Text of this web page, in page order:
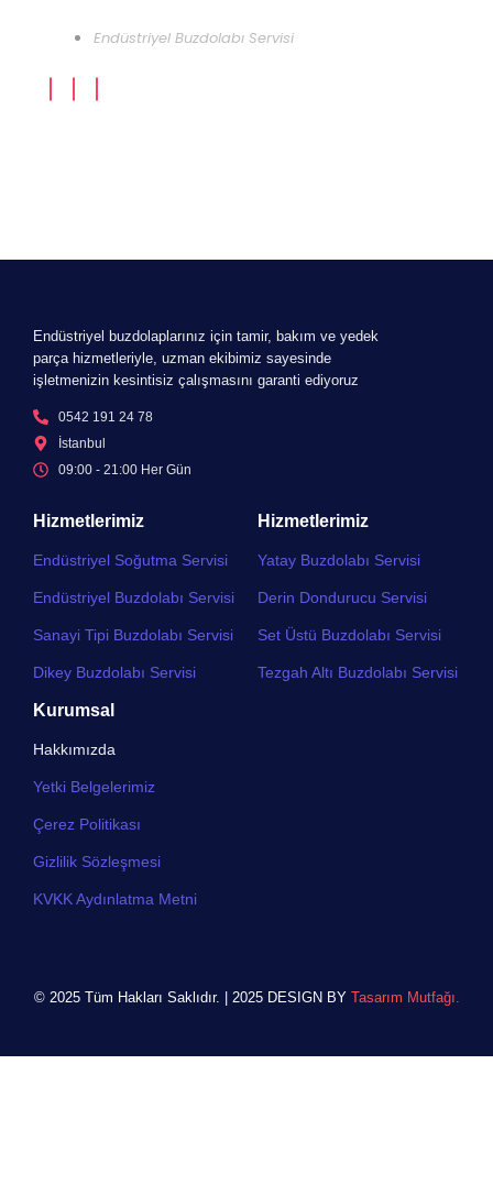
Endüstriyel Buzdolabı Servisi
Endüstriyel buzdolaplarınız için tamir, bakım ve yedek
parça hizmetleriyle, uzman ekibimiz sayesinde
işletmenizin kesintisiz çalışmasını garanti ediyoruz
0542 191 24 78
İstanbul
09:00 - 21:00 Her Gün​
Hizmetlerimiz
Endüstriyel Soğutma Servisi
Endüstriyel Buzdolabı Servisi
Sanayi Tipi Buzdolabı Servisi
Dikey Buzdolabı Servisi
Hizmetlerimiz
Yatay Buzdolabı Servisi
Derin Dondurucu Servisi
Set Üstü Buzdolabı Servisi
Tezgah Altı Buzdolabı Servisi
Kurumsal
Hakkımızda
Yetki Belgelerimiz
Çerez Politikası
Gizlilik Sözleşmesi
KVKK Aydınlatma Metni
© 2025 Tüm Hakları Saklıdır. | 2025 DESIGN BY Tasarım Mutfağı.